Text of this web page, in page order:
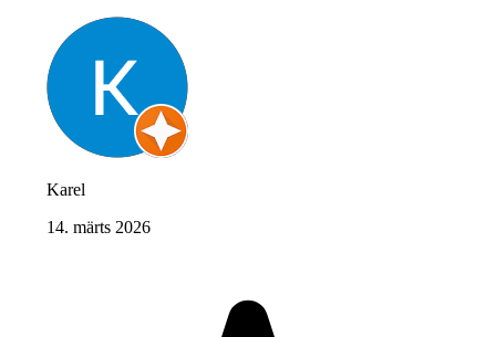
Karel
14. märts 2026